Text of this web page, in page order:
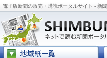
電子版新聞の販売・購読ポータルサイト - 新